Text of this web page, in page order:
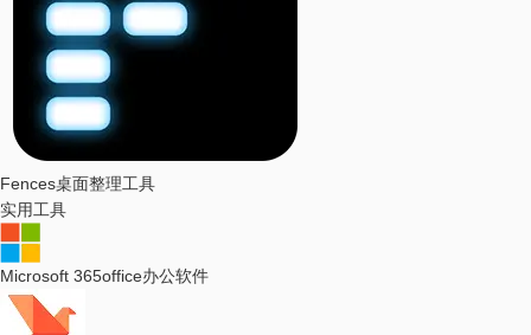
Fences桌面整理工具
实用工具
Microsoft 365office办公软件